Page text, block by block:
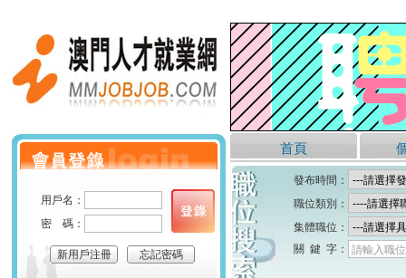
首頁
發布時間：
職位類別：
集體職位：
關 鍵 字：
請輸入職
個人會員登錄
用戶名：
密 碼：
新用戶注冊 忘記密碼